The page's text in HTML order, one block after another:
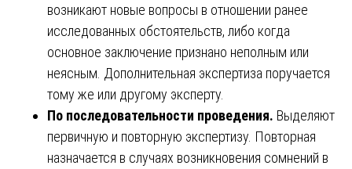
возникают новые вопросы в отношении ранее
исследованных обстоятельств, либо когда
основное заключение признано неполным или
неясным. Дополнительная экспертиза поручается
тому же или другому эксперту.
По последовательности проведения. Выделяют
первичную и повторную экспертизу. Повторная
назначается в случаях возникновения сомнений в